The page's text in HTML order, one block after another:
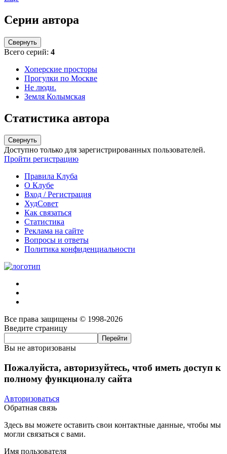
Серии автора
Свернуть
Всего серий: 4
Хоперские просторы
Прогулки по Москве
Не люди.
Земля Колымская
Статистика автора
Свернуть
Доступно только для зарегистрированных пользователей.
Пройти регистрацию
Правила Клуба
О Клубе
Вход / Регистрация
ХудСовет
Как связаться
Статистика
Реклама на сайте
Вопросы и ответы
Политика конфиденциальности
Все права защищены © 1998-2026
Введите страницу
Вы не авторизованы
Пожалуйста, авторизуйтесь, чтоб иметь доступ к
полному функционалу сайта
Авторизоваться
Обратная связь
Здесь вы можете оставить свои контактные данные, чтобы мы
могли связаться с вами.
Имя пользователя